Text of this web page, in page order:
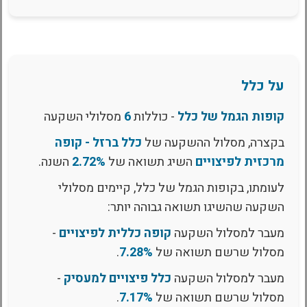
על כלל
קופות הגמל של כלל - כוללות6 מסלולי השקעה
בקצרה, מסלול ההשקעה של כלל ברזל - קופה
מרכזית לפיצויים השיג תשואה של 2.72% השנה.
לעומתו, בקופות הגמל של כלל, קיימים מסלולי
השקעה שהשיגו תשואה גבוהה יותר:
מעבר למסלול השקעה קופה כללית לפיצויים -
מסלול שרשם תשואה של 7.28%
.
מעבר למסלול השקעה כלל פיצויים למעסיק -
מסלול שרשם תשואה של 7.17%
.